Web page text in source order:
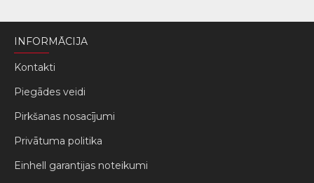
INFORMĀCIJA
Kontakti
Piegādes veidi
Pirkšanas nosacījumi
Privātuma politika
Einhell garantijas noteikumi